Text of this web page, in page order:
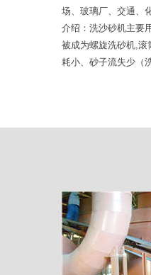
场、玻璃厂、交通、
介绍：洗沙砂机主要
被成为螺旋洗砂机,滚
耗小、砂子流失少（